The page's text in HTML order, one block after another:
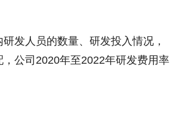
发人员的数量、研发投入情况，
公司2020年至2022年研发费用率